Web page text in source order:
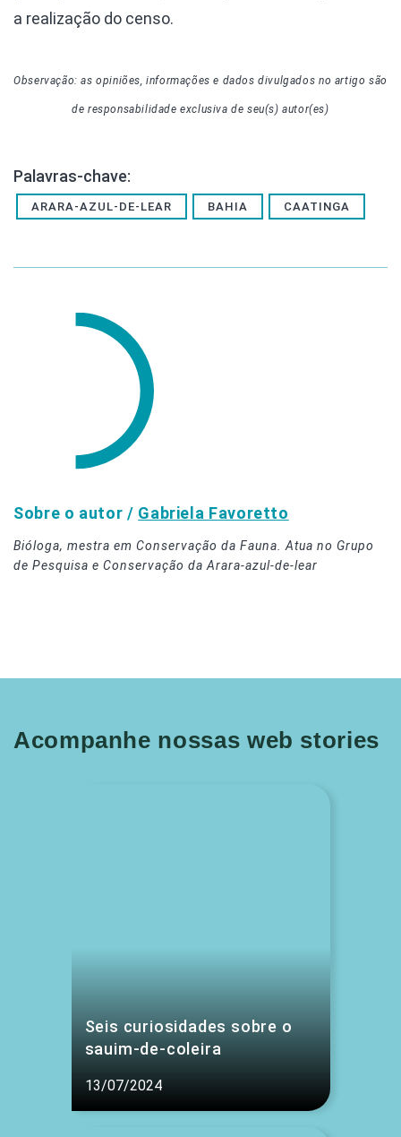
a realização do censo.
Observação: as opiniões, informações e dados divulgados no artigo são
de responsabilidade exclusiva de seu(s) autor(es)
Palavras-chave:
ARARA-AZUL-DE-LEAR BAHIA CAATINGA
Sobre o autor / Gabriela Favoretto
Bióloga, mestra em Conservação da Fauna. Atua no Grupo
de Pesquisa e Conservação da Arara-azul-de-lear
Acompanhe nossas web stories
Seis curiosidades sobre o
sauim-de-coleira
13/07/2024